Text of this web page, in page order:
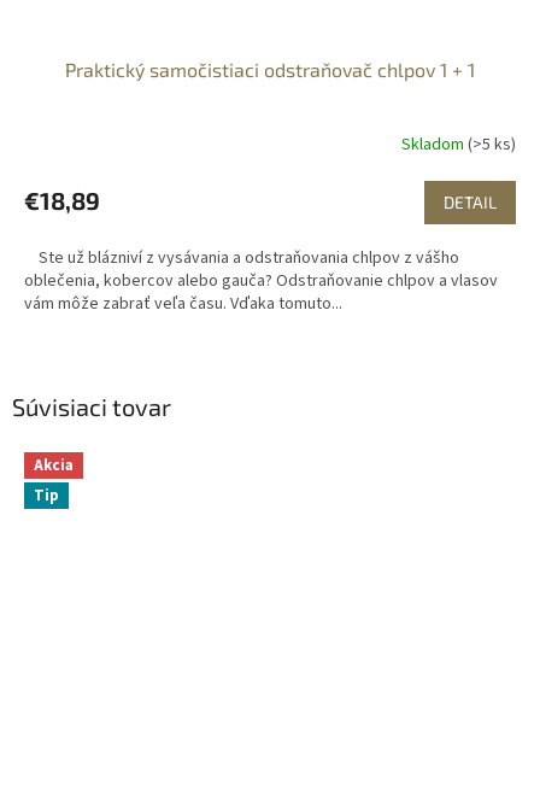
Súvisiaci tovar
Akcia
Tip
Praktický samočistiaci odstraňovač chlpov 1 + 1
Skladom (>5 ks)
€18,89 DETAIL
Ste už blázniví z vysávania a odstraňovania chlpov z vášho
oblečenia, kobercov alebo gauča? Odstraňovanie chlpov a vlasov
vám môže zabrať veľa času. Vďaka tomuto...